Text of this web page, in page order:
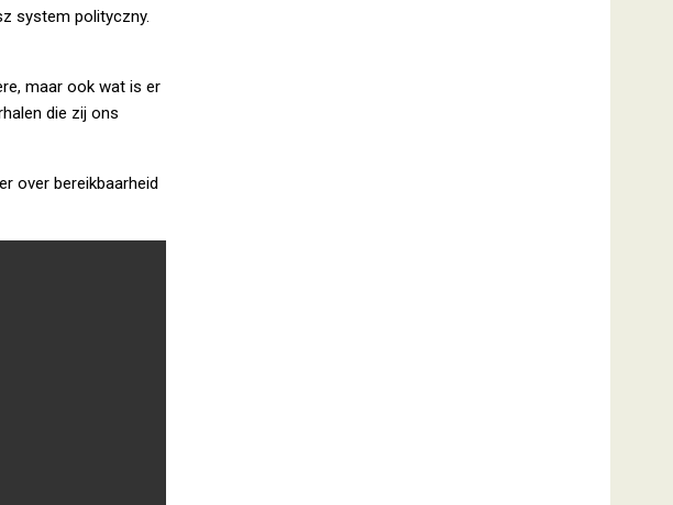
system polityczny.
maar ook wat is er
die zij ons
over bereikbaarheid